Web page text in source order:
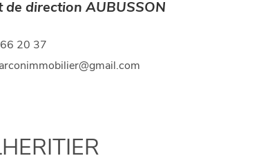
de direction AUBUSSON
20 37